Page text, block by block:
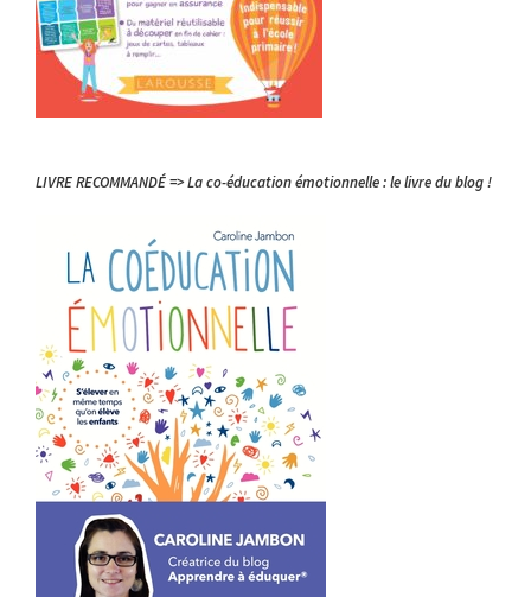
LIVRE RECOMMANDÉ => La co-éducation émotionnelle : le livre du blog !